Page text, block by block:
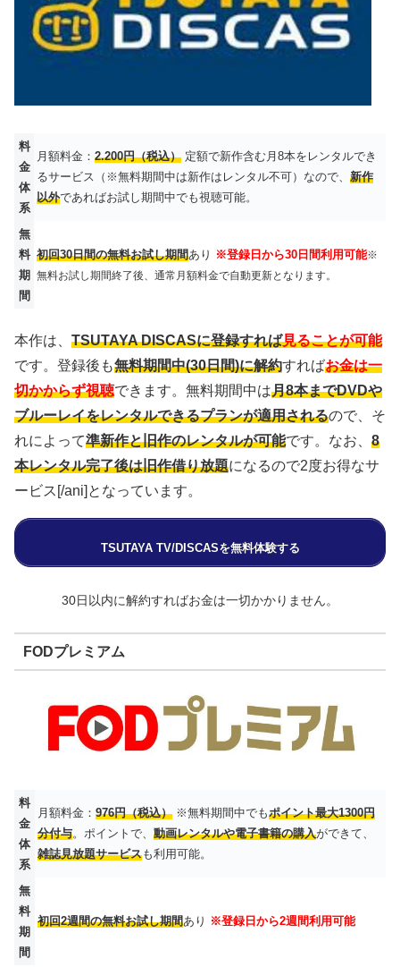
料
金
体
系
月額料金： 2.200円（税込） 定額で新作含む月8本をレンタルでき
るサービス（※無料期間中は新作はレンタル不可）なので、 新作
以外であればお試し期間中でも視聴可能。
無
料
期
間
初回30日間の無料お試し期間あり ※登録日から30日間利用可能※
無料お試し期間終了後、通常月額料金で自動更新となります。
本作は、 TSUTAYA DISCASに登録すれば見ることが可能
です。登録後も無料期間中(30日間)に解約すればお金は一
切かからず視聴できます。無料期間中は月8本までDVDや
ブルーレイをレンタルできるプランが適用されるので、そ
れによって準新作と旧作のレンタルが可能です。なお、 8
本レンタル完了後は旧作借り放題になるので2度お得なサ
ービス[/ani]となっています。
TSUTAYA TV/DISCASを無料体験する
30日以内に解約すればお金は一切かかりません。
FODプレミアム
料
金
体
系
月額料金： 976円（税込） ※無料期間中でもポイント最大1300円
分付与。ポイントで、 動画レンタルや電子書籍の購入ができて、
雑誌見放題サービスも利用可能。
無
料
期
間
初回2週間の無料お試し期間あり ※登録日から2週間利用可能